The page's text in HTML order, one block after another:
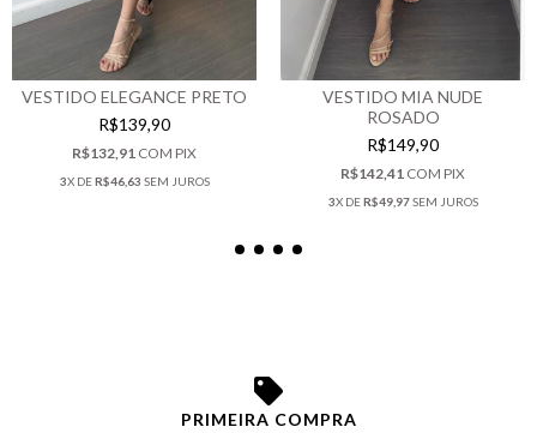
VESTIDO ELEGANCE PRETO
R$139,90
R$132,91 COM PIX
3X DER$46,63 SEM JUROS
VESTIDO MIA NUDE
ROSADO
R$149,90
R$142,41 COM PIX
3X DER$49,97SEM JUROS
PRIMEIRA COMPRA